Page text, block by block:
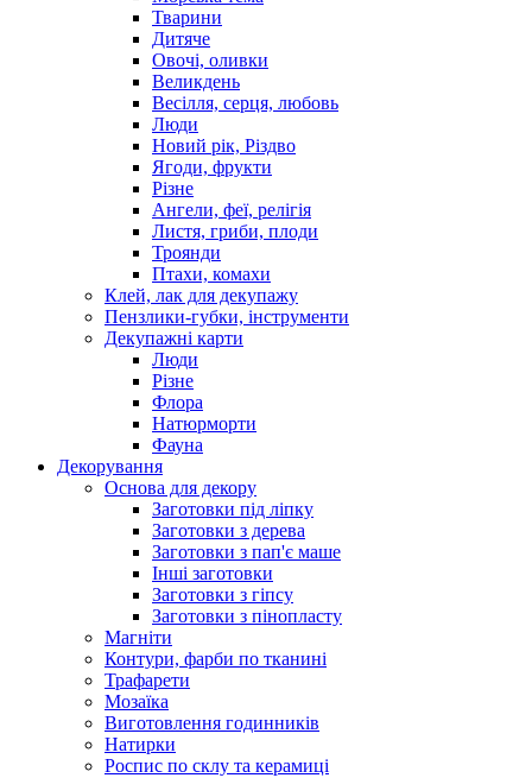
Тварини
Дитяче
Овочі, оливки
Великдень
Весілля, серця, любовь
Люди
Новий рік, Різдво
Ягоди, фрукти
Різне
Ангели, феї, релігія
Листя, гриби, плоди
Троянди
Птахи, комахи
Клей, лак для декупажу
Пензлики-губки, інструменти
Декупажні карти
Люди
Різне
Флора
Натюрморти
Фауна
Декорування
Основа для декору
Заготовки під ліпку
Заготовки з дерева
Заготовки з пап'є маше
Інші заготовки
Заготовки з гіпсу
Заготовки з пінопласту
Магніти
Контури, фарби по тканині
Трафарети
Мозаїка
Виготовлення годинників
Натирки
Роспис по склу та керамиці